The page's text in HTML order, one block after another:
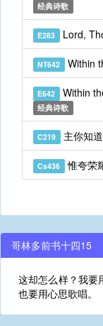
经典诗歌
E283 Lord,
NT642 Within
E642 Within
经典诗歌
C219 主你知
Cs436 惟夸荣
哥林多前书十四15
这却怎么样？我要
也要用心思歌唱。